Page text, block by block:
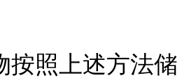
按照上述方法储